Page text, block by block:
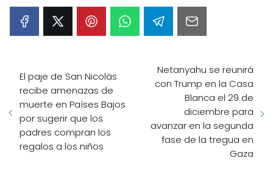
El paje de San Nicolás
recibe amenazas de
muerte en Países Bajos
por sugerir que los
padres compran los
regalos a los niños
Netanyahu se reunirá
con Trump en la Casa
Blanca el 29 de
diciembre para
avanzar en la segunda
fase de la tregua en
Gaza